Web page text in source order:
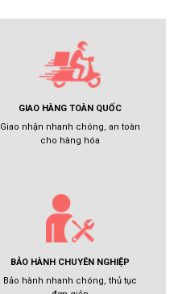
GIAO HÀNG TOÀN QUỐC
Giao nhận nhanh chóng, an toàn
cho hàng hóa
BẢO HÀNH CHUYÊN NGHIỆP
Bảo hành nhanh chóng, thủ tục